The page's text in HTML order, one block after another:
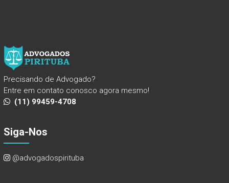
Precisando de Advogado?
Entre em contato conosco agora mesmo!
(11) 99459-4708
Siga-Nos
@advogadospirituba